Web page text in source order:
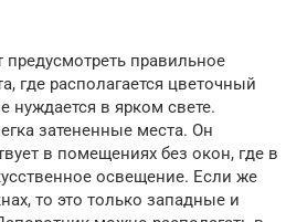
правильное
где располагается цветочный
нуждается в ярком свете.
затененные места. Он
в помещениях без окон, где в
освещение. Если же
то это только западные и